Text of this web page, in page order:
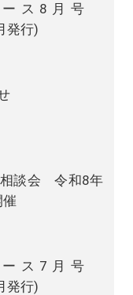
ース8月号
発行)
相談会 令和8年
ース7月号
発行)